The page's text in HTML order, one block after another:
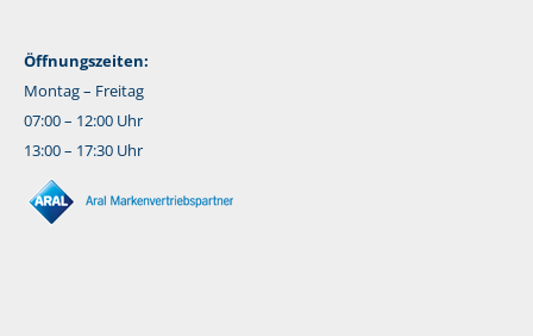
Öffnungszeiten:
Montag – Freitag
07:00 – 12:00 Uhr
13:00 – 17:30 Uhr